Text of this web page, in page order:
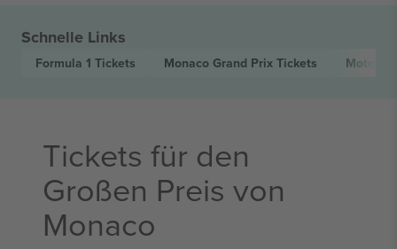
Schnelle Links
Formula 1 Tickets Monaco Grand Prix Tickets
Tickets für den
Großen Preis von
Monaco